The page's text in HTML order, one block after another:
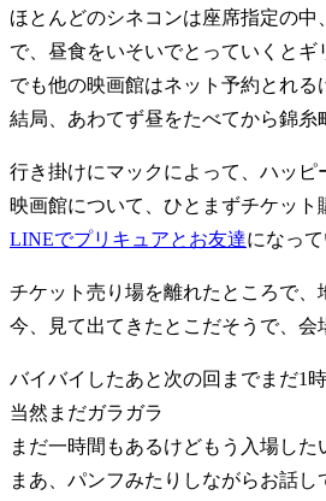
ほとんどのシネコンは座席指定の中
で、昼食をいそいでとっていくとギ
でも他の映画館はネット予約とれる
結局、あわてず昼をたべてから錦糸
行き掛けにマックによって、ハッピ
映画館について、ひとまずチケット
LINEでプリキュアとお友達になっ
チケット売り場を離れたところで、
今、見て出てきたとこだそうで、会
バイバイしたあと次の回までまだ1
当然まだガラガラ
まだ一時間もあるけどもう入場した
まあ、パンフみたりしながらお話し